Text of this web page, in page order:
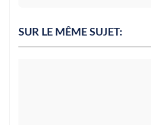
SUR LE MÊME SUJET: